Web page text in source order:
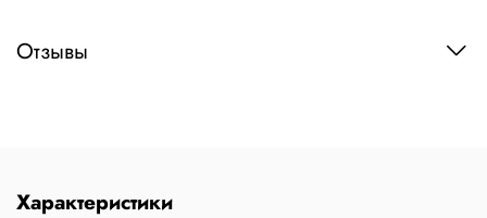
Отзывы
Характеристики